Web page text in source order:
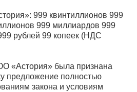
999 квинтиллионов 999
999 миллиардов 999
рублей 99 копеек (НДС
«Астория» была признана
предложение полностью
закона и условиям